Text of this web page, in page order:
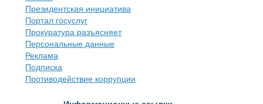
Президентская инициатива
Портал госуслуг
Прокуратура разъясняет
Персональные данные
Реклама
Подписка
Противодействие коррупции